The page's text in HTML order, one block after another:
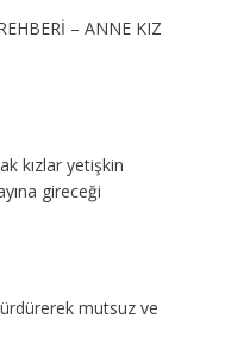
– ANNE KIZ
kızlar yetişkin
gireceği
mutsuz ve